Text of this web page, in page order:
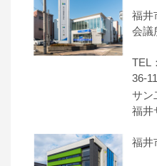
福井
会議
TEL
36-
サン
福井
福井